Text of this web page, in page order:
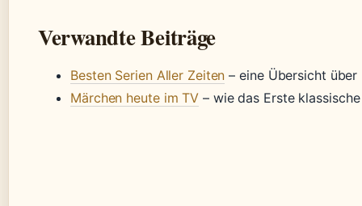
Verwandte Beiträge
Besten Serien Aller Zeiten – eine Übersicht
Märchen heute im TV – wie das Erste